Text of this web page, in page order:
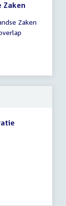
Zaken
Zaken